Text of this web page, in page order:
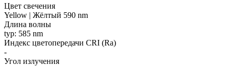
Цвет свечения
Yellow | Жёлтый 590 nm
Длина волны
typ: 585 nm
Индекс цветопередачи CRI (Ra)
-
Угол излучения